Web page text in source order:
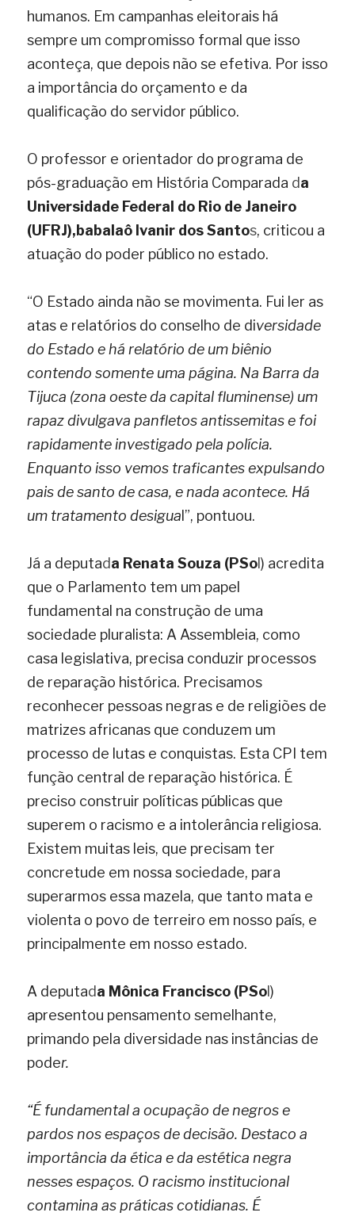
humanos. Em campanhas eleitorais há
sempre um compromisso formal que isso
aconteça, que depois não se efetiva. Por isso
a importância do orçamento e da
qualificação do servidor público.
O professor e orientador do programa de
pós-graduação em História Comparada da
Universidade Federal do Rio de Janeiro
(UFRJ),babalaô Ivanir dos Santos, criticou a
atuação do poder público no estado.
“O Estado ainda não se movimenta. Fui ler as
atas e relatórios do conselho de diversidade
do Estado e há relatório de um biênio
contendo somente uma página. Na Barra da
Tijuca (zona oeste da capital fluminense) um
rapaz divulgava panfletos antissemitas e foi
rapidamente investigado pela polícia.
Enquanto isso vemos traficantes expulsando
pais de santo de casa, e nada acontece. Há
um tratamento desigua l”, pontuou.
Já a deputada Renata Souza (PSo) acredita
que o Parlamento tem um papel
fundamental na construção de uma
sociedade pluralista: A Assembleia, como
casa legislativa, precisa conduzir processos
de reparação histórica. Precisamos
reconhecer pessoas negras e de religiões de
matrizes africanas que conduzem um
processo de lutas e conquistas. Esta CPI tem
função central de reparação histórica. É
preciso construir políticas públicas que
superem o racismo e a intolerância religiosa.
Existem muitas leis, que precisam ter
concretude em nossa sociedade, para
superarmos essa mazela, que tanto mata e
violenta o povo de terreiro em nosso país, e
principalmente em nosso estado.
A deputada Mônica Francisco (PSo)
apresentou pensamento semelhante,
primando pela diversidade nas instâncias de
poder.
“É fundamental a ocupação de negros e
pardos nos espaços de decisão. Destaco a
importância da ética e da estética negra
nesses espaços. O racismo institucional
contamina as práticas cotidianas. É